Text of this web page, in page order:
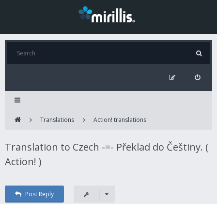
Translations Action! translations
Translation to Czech -=- Překlad do Češtiny. (
Action! )
Post Reply